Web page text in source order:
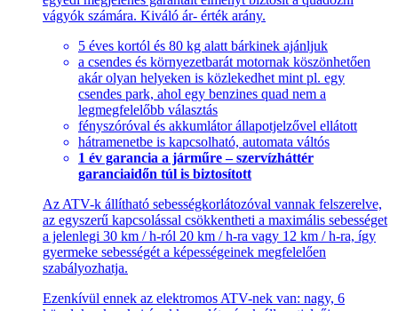
vágyók számára. Kiváló ár- érték arány.
5 éves kortól és 80 kg alatt bárkinek ajánljuk
a csendes és környezetbarát motornak köszönhetően
akár olyan helyeken is közlekedhet mint pl. egy
csendes park, ahol egy benzines quad nem a
legmegfelelőbb választás
fényszóróval és akkumlátor állapotjelzővel ellátott
hátramenetbe is kapcsolható, automata váltós
1 év garancia a járműre – szervízháttér
garanciaidőn túl is biztosított
Az ATV-k állítható sebességkorlátozóval vannak felszerelve,
az egyszerű kapcsolással csökkentheti a maximális sebességet
a jelenlegi 30 km / h-ról 20 km / h-ra vagy 12 km / h-ra, így
gyermeke sebességét a képességeinek megfelelően
szabályozhatja.
Ezenkívül ennek az elektromos ATV-nek van: nagy, 6